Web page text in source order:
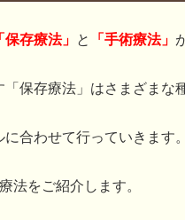
保存療法」 と 「手術療法」
保存療法」はさまざまな
合わせて行っていきます
法をご紹介します。